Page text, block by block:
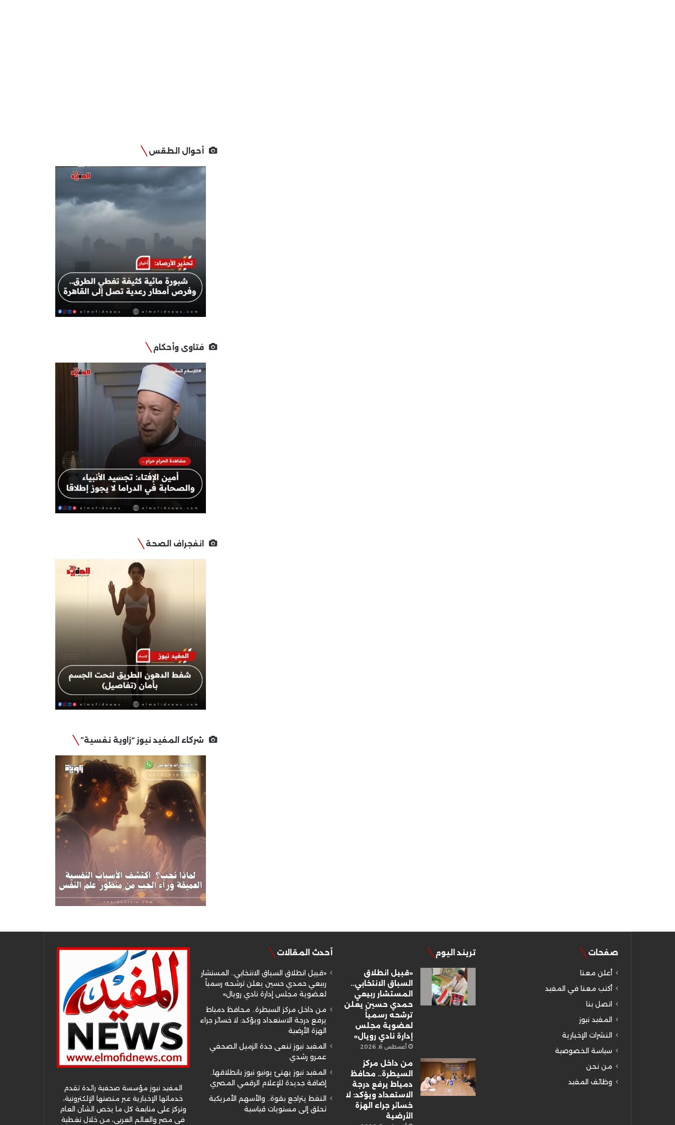
أحوال الطقس
فتاوى وأحكام
انفجراف الصحة
شركاء المفيد نيوز “زاوية نفسية”
صفحات
أعلن معنا
أكتب معنا في المفيد
اتصل بنا
المفيد نيوز
النشرات الإخبارية
سياسة الخصوصية
من نحن
وظائف المفيد
تريند اليوم
«قبيل انطلاق
السباق الانتخابي..
المستشار ربيعي
حمدي حسين يعلن
ترشحه رسمياً
لعضوية مجلس
إدارة نادي رويال»
أغسطس 6, 2026
من داخل مركز
السيطرة.. محافظ
دمياط يرفع درجة
الاستعداد ويؤكد: لا
خسائر جراء الهزة
الأرضية
أحدث المقالات
«قبيل انطلاق السباق الانتخابي.. المستشار
ربيعي حمدي حسين يعلن ترشحه رسمياً
لعضوية مجلس إدارة نادي رويال»
من داخل مركز السيطرة.. محافظ دمياط
يرفع درجة الاستعداد ويؤكد: لا خسائر جراء
الهزة الأرضية
المفيد نيوز تنعى جدة الزميل الصحفي
عمرو رشدي
المفيد نيوز يهنئ يونيو نيوز بانطلاقها..
إضافة جديدة للإعلام الرقمي المصري
النفط يتراجع بقوة.. والأسهم الأمريكية
تحلق إلى مستويات قياسية
المفيد نيوز مؤسسة صحفية رائدة تقدم
خدماتها الإخبارية عبر منصتها الإلكترونية،
وتركز على متابعة كل ما يخص الشأن العام
في مصر والعالم العربي، من خلال تغطية